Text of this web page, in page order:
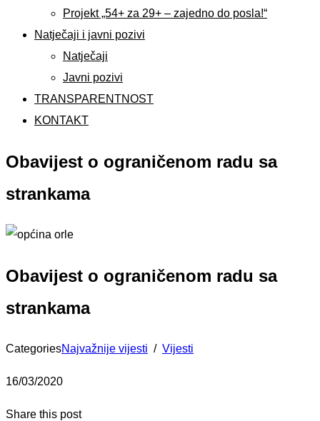
Projekt „54+ za 29+ – zajedno do posla!“
Natječaji i javni pozivi
Natječaji
Javni pozivi
TRANSPARENTNOST
KONTAKT
Obavijest o ograničenom radu sa
strankama
Obavijest o ograničenom radu sa
strankama
CategoriesNajvažnije vijesti / Vijesti
16/03/2020
Share this post